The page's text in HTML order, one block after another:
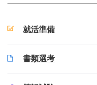
就活準備
書類選考